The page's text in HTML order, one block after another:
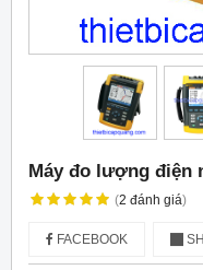
Máy đo lượng điện
(2 đánh giá)
FACEBOOK